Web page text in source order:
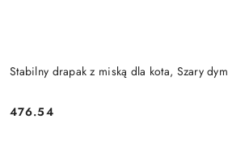
Stabilny drapak z miską dla kota, Szary dym
Cena:
476.54